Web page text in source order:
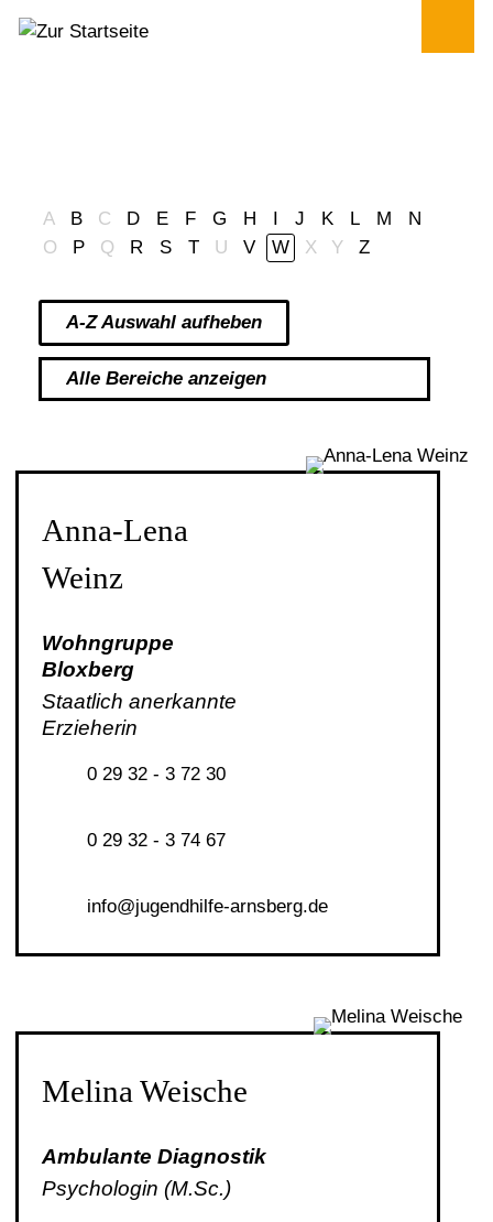
A B C D E F G H I J K L M
N
O
P Q R S T U V W X Y Z
A-Z Auswahl aufheben
Anna-Lena
Weinz
Wohngruppe
Bloxberg
Staatlich anerkannte
Erzieherin
0 29 32 - 3 72 30
0 29 32 - 3 74 67
nf j g ndh lf - rnsb rg d
Melina Weische
Ambulante Diagnostik
Psychologin (M.Sc.)